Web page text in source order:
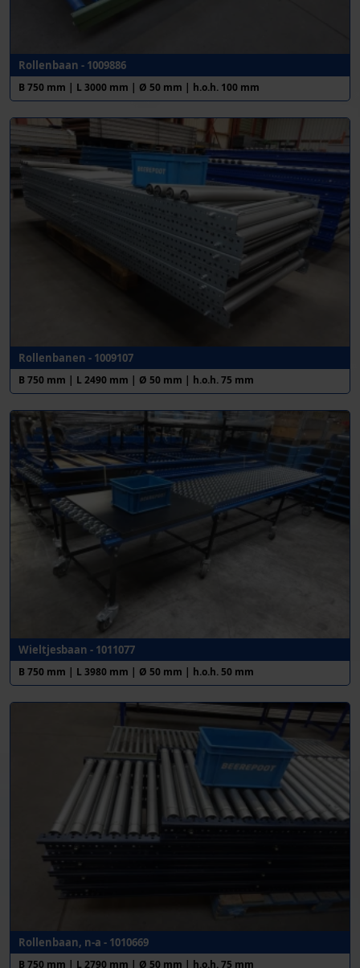
Rollenbaan - 1009886
B 750 mm | L 3000 mm | Ø 50 mm | h.o.h. 100 mm
Rollenbanen - 1009107
B 750 mm | L 2490 mm | Ø 50 mm | h.o.h. 75 mm
Wieltjesbaan - 1011077
B 750 mm | L 3980 mm | Ø 50 mm | h.o.h. 50 mm
Rollenbaan, n-a - 1010669
B 750 mm | L 2790 mm | Ø 50 mm | h.o.h. 75 mm